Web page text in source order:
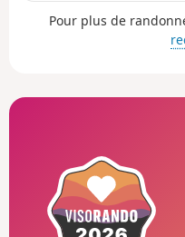
Pour plus de